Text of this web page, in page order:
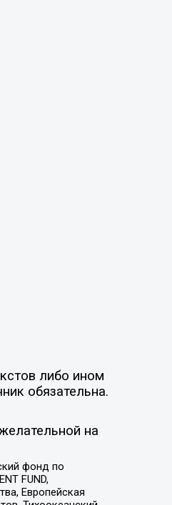
либо ином
обязательна.
на
фонд по
FUND,
Европейская